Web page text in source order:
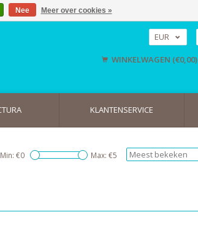
EUR
USD
WINKELWAGEN (€0,00)
KLANTENSERVICE
Min: €0 Max: €5
Nee Meer over cookies »